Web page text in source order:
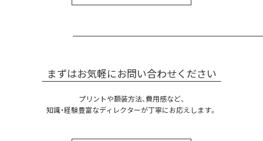
まずはお気軽にお問い合わせください
プリントや額装方法、費用感など、
知識・経験豊富なディレクターが丁寧にお応えします。